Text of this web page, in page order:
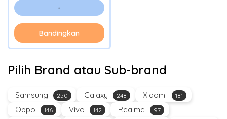
-
Bandingkan
Pilih Brand atau Sub-brand
Samsung 250 Galaxy 248 Xiaomi 181
Oppo 146 Vivo 142 Realme 97